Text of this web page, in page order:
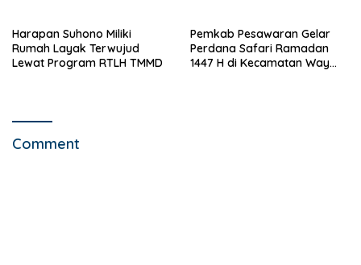
Harapan Suhono Miliki
Rumah Layak Terwujud
Lewat Program RTLH TMMD
Pemkab Pesawaran Gelar
Perdana Safari Ramadan
1447 H di Kecamatan Way
Comment